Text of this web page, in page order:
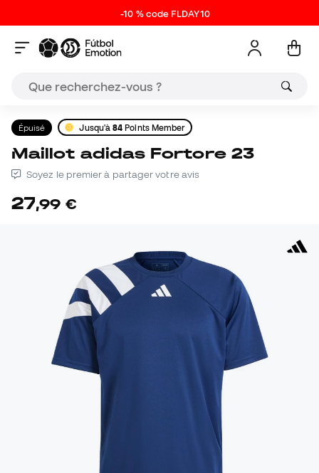
-10 % code FLDAY10
Épuisé Jusqu'à84 Points Member
Maillot adidas Fortore 23
Soyez le premier à partager votre avis
27,99 €